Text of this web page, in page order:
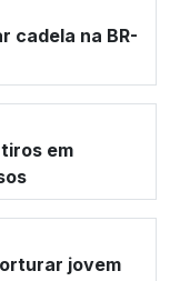
cadela na BR-
em
jovem